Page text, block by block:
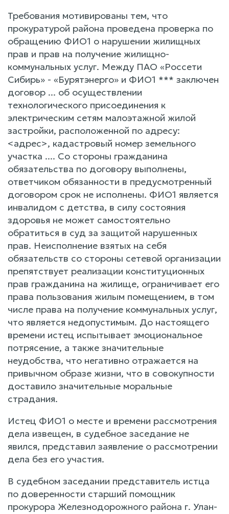
Требования мотивированы тем, что
прокуратурой района проведена проверка по
обращению ФИО1 о нарушении жилищных
прав и прав на получение жилищно-
коммунальных услуг. Между ПАО «Россети
Сибирь» - «Бурятэнерго» и ФИО1 *** заключен
договор ... об осуществлении
технологического присоединения к
электрическим сетям малоэтажной жилой
застройки, расположенной по адресу:
<адрес>, кадастровый номер земельного
участка .... Со стороны гражданина
обязательства по договору выполнены,
ответчиком обязанности в предусмотренный
договором срок не исполнены. ФИО1 является
инвалидом с детства, в силу состояния
здоровья не может самостоятельно
обратиться в суд за защитой нарушенных
прав. Неисполнение взятых на себя
обязательств со стороны сетевой организации
препятствует реализации конституционных
прав гражданина на жилище, ограничивает его
права пользования жилым помещением, в том
числе права на получение коммунальных услуг,
что является недопустимым. До настоящего
времени истец испытывает эмоциональное
потрясение, а также значительные
неудобства, что негативно отражается на
привычном образе жизни, что в совокупности
доставило значительные моральные
страдания.
Истец ФИО1 о месте и времени рассмотрения
дела извещен, в судебное заседание не
явился, представил заявление о рассмотрении
дела без его участия.
В судебном заседании представитель истца
по доверенности старший помощник
прокурора Железнодорожного района г. Улан-